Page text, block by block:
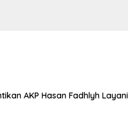
AKP Hasan Fadhlyh Layani